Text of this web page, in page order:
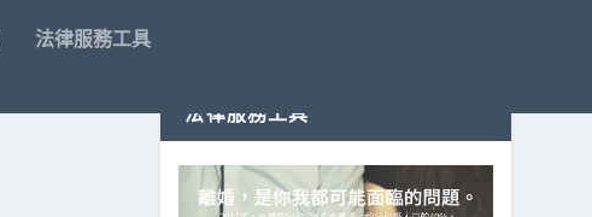
法律服務工具
法律服務工具